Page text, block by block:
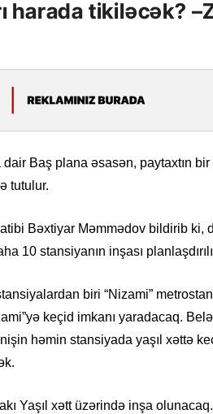
harada tikiləcək?
Baş plana əsasən, paytaxtın bir
tutulur.
Bəxtiyar Məmmədov bildirib ki,
10 stansiyanın inşası
biri “Nizami”
keçid imkanı yaradacaq.
həmin stansiyada yaşıl xəttə
Yaşıl xətt üzərində inşa